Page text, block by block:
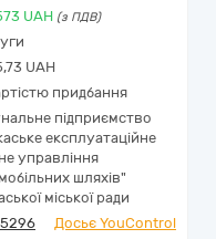
UAH (з ПДВ)
UAH
придбання
підприємство
експлуатаційне
управління
шляхів"
міської ради
Досьє YouControl